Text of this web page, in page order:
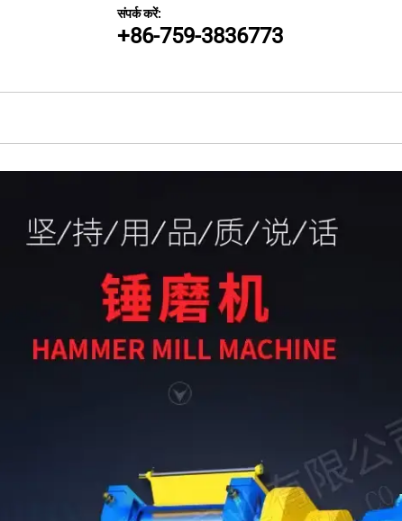
संपर्क करें:
+86-759-3836773